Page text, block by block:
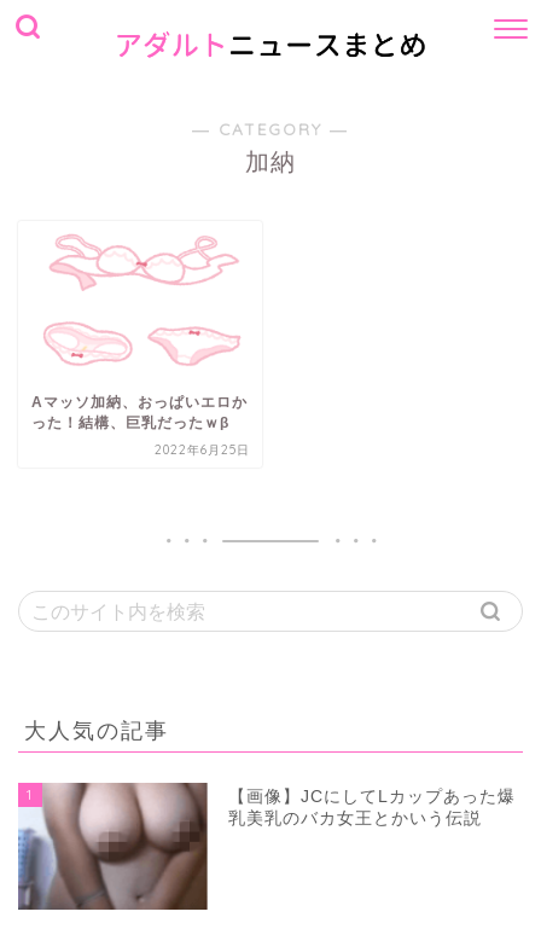
― CATEGORY ―
加納
Aマッソ加納、おっぱいエロか
った！結構、巨乳だったｗβ
2022年6月25日
大人気の記事
1
【画像】JCにしてLカップあった爆
乳美乳のバカ女王とかいう伝説